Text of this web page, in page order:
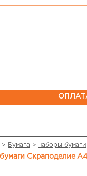
> Бумага > наборы бумаги
бумаги Скраподелие